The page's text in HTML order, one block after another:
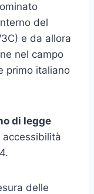
del
e da allora
nel campo
primo italiano
di legge
delle